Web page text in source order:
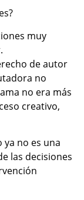
muy
de autor
no
no era más
creativo,
no es una
las decisiones